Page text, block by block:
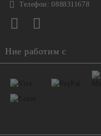
Телефон: 0888311678
Ние работим с